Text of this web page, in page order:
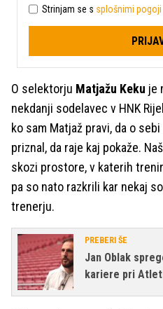
Strinjam se s splošnimi pogoji
O selektorju Matjažu Keku je
nekdanji sodelavec v HNK
ko sam Matjaž pravi, da o
priznal, da raje kaj pokaže.
skozi prostore, v katerih
pa so nato razkrili kar nekaj
trenerju.
PREBERI ŠE
Jan Oblak
kariere pri